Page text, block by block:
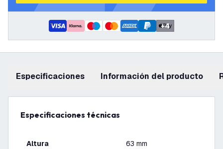
+4
Especificaciones información del producto
Especificaciones técnicas
Altura 63 mm